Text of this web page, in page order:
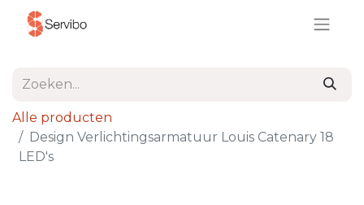
Alle producten
Design Verlichtingsarmatuur Louis Catenary 18
LED's